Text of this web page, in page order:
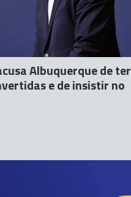
Albuquerque de ter
e de insistir no